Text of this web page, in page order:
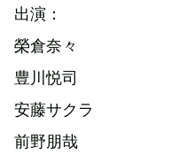
出演：
榮倉奈々
豊川悦司
安藤サクラ
前野朋哉